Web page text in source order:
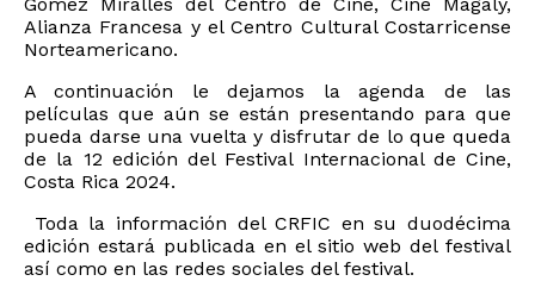
Alianza Francesa y el Centro Cultural Costarricense
Norteamericano.
A continuación le dejamos la agenda de las
películas que aún se están presentando para que
pueda darse una vuelta y disfrutar de lo que queda
de la 12 edición del Festival Internacional de Cine,
Costa Rica 2024.
Toda la información del CRFIC en su duodécima
edición estará publicada en el sitio web del festival
así como en las redes sociales del festival.